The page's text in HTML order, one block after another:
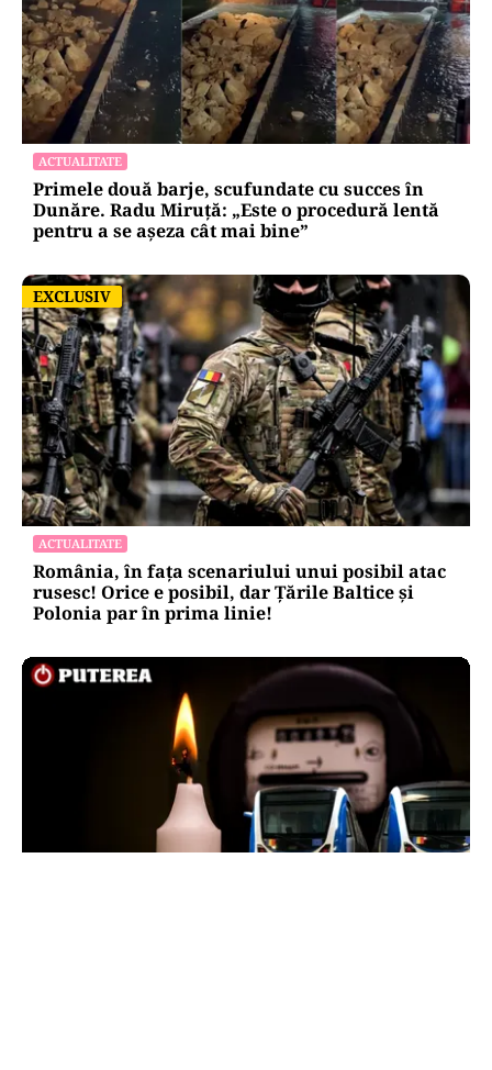
ACTUALITATE
Primele două barje, scufundate cu succes în
Dunăre. Radu Miruță: „Este o procedură lentă
pentru a se așeza cât mai bine”
EXCLUSIV
EXCLUSIV
ACTUALITATE
România, în fața scenariului unui posibil atac
rusesc! Orice e posibil, dar Țările Baltice și
Polonia par în prima linie!